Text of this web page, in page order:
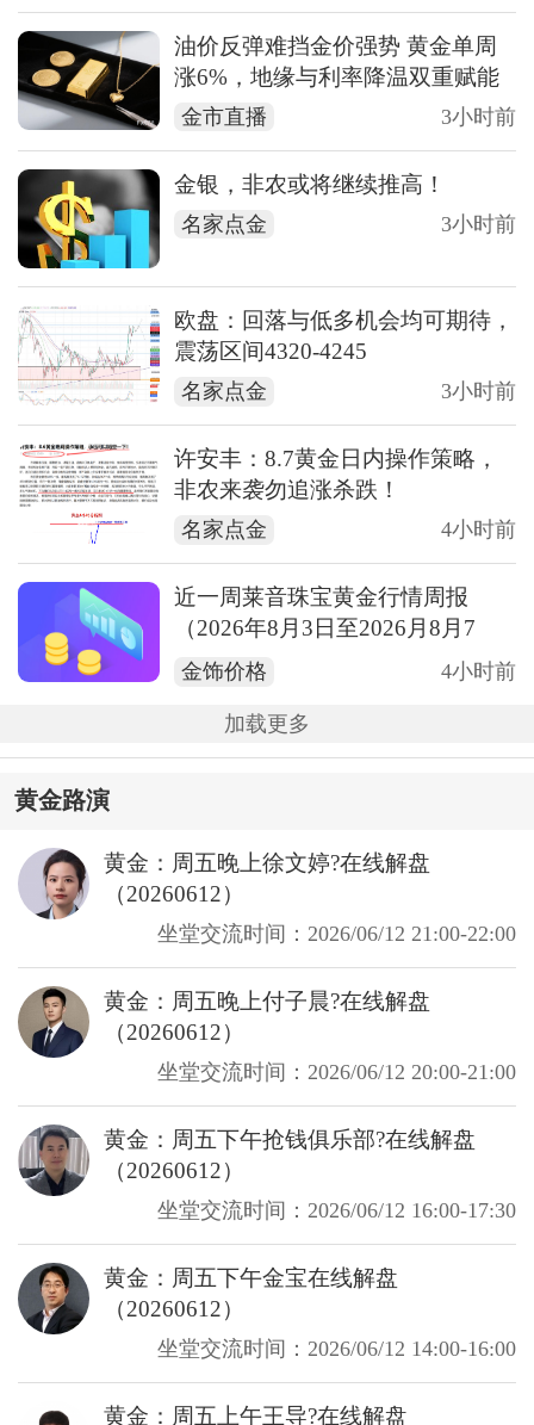
油价反弹难挡金价强势 黄金单周
涨6%，地缘与利率降温双重赋能
金市直播 3小时前
金银，非农或将继续推高！
名家点金 3小时前
欧盘：回落与低多机会均可期待，
震荡区间4320-4245
名家点金 3小时前
许安丰：8.7黄金日内操作策略，
非农来袭勿追涨杀跌！
名家点金 4小时前
近一周莱音珠宝黄金行情周报
（2026年8月3日至2026月8月7
日）
金饰价格 4小时前
加载更多
黄金路演
黄金：周五晚上徐文婷?在线解盘
（20260612）
坐堂交流时间：2026/06/12 21:00-22:00
黄金：周五晚上付子晨?在线解盘
（20260612）
坐堂交流时间：2026/06/12 20:00-21:00
黄金：周五下午抢钱俱乐部?在线解盘
（20260612）
坐堂交流时间：2026/06/12 16:00-17:30
黄金：周五下午金宝在线解盘
（20260612）
坐堂交流时间：2026/06/12 14:00-16:00
黄金：周五上午王导?在线解盘